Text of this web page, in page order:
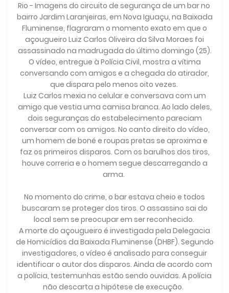
Rio - Imagens do circuito de segurança de um bar no
bairro Jardim Laranjeiras, em Nova Iguaçu, na Baixada
Fluminense, flagraram o momento exato em que o
açougueiro Luiz Carlos Oliveira da Silva Moraes foi
assassinado na madrugada do último domingo (25).
O vídeo, entregue à Polícia Civil, mostra a vítima
conversando com amigos e a chegada do atirador,
que dispara pelo menos oito vezes.
Luiz Carlos mexia no celular e conversava com um
amigo que vestia uma camisa branca. Ao lado deles,
dois seguranças do estabelecimento pareciam
conversar com os amigos. No canto direito do vídeo,
um homem de boné e roupas pretas se aproxima e
faz os primeiros disparos. Com os barulhos dos tiros,
houve correria e o homem segue descarregando a
arma.
No momento do crime, o bar estava cheio e todos
buscaram se proteger dos tiros. O assassino sai do
local sem se preocupar em ser reconhecido.
A morte do açougueiro é investigada pela Delegacia
de Homicídios da Baixada Fluminense (DHBF). Segundo
investigadores, o vídeo é analisado para conseguir
identificar o autor dos disparos. Ainda de acordo com
a polícia, testemunhas estão sendo ouvidas. A polícia
não descarta a hipótese de execução.